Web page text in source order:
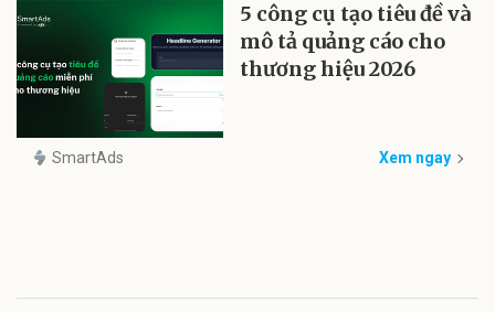
5 công cụ tạo tiêu đề và
mô tả quảng cáo cho
thương hiệu 2026
SmartAds Xem ngay